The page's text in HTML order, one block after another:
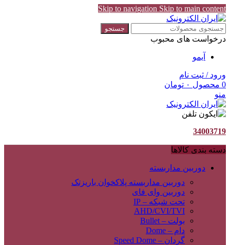
Skip to navigation Skip to main content
جستجو
درخواست های محبوب
آیمو
ورود / ثبت نام
0 محصول ۰ تومان
منو
34003719
دسته بندی کالاها
دوربین مداربسته
دوربین مداربسته پلاکخوان باریزتک
دوربین وای فای
تحت شبکه – IP
AHD/CVI/TVI
بولت – Bullet
دام – Dome
گردان – Speed Dome